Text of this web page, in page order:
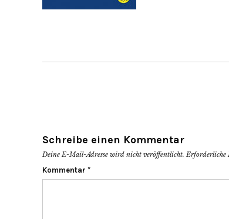
Schreibe einen Kommentar
Deine E-Mail-Adresse wird nicht veröffentlicht. Erforderliche
Kommentar *